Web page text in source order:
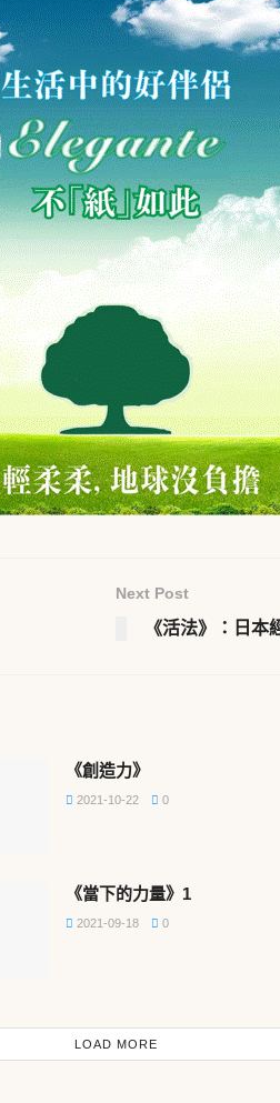
Next Post
《活法》：日
《創造力》
2021-10-22 0
《當下的力量》1
2021-09-18 0
LOAD MORE